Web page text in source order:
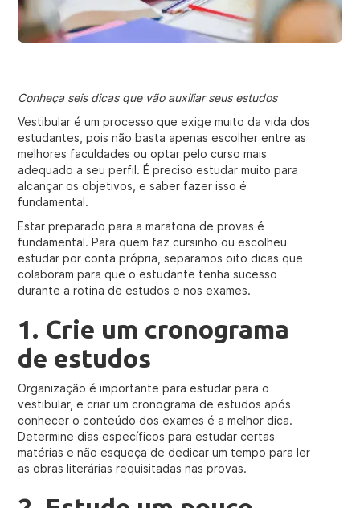
Conheça seis dicas que vão auxiliar seus estudos
Vestibular é um processo que exige muito da vida dos
estudantes, pois não basta apenas escolher entre as
melhores faculdades ou optar pelo curso mais
adequado a seu perfil. É preciso estudar muito para
alcançar os objetivos, e saber fazer isso é
fundamental.
Estar preparado para a maratona de provas é
fundamental. Para quem faz cursinho ou escolheu
estudar por conta própria, separamos oito dicas que
colaboram para que o estudante tenha sucesso
durante a rotina de estudos e nos exames.
1. Crie um cronograma
de estudos
Organização é importante para estudar para o
vestibular, e criar um cronograma de estudos após
conhecer o conteúdo dos exames é a melhor dica.
Determine dias específicos para estudar certas
matérias e não esqueça de dedicar um tempo para ler
as obras literárias requisitadas nas provas.